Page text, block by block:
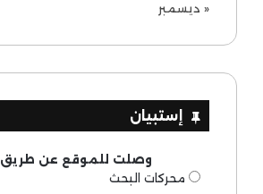
« ديسمبر
إستبيان
وصلت للموقع عن طريق
محركات البحث